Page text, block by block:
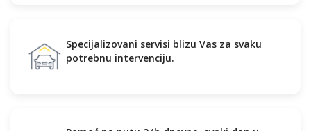
Specijalizovani servisi blizu Vas za svaku
potrebnu intervenciju.